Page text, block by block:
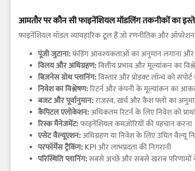
आमतौर पर कौन सी फाइनेंशियल मॉडलिंग तकनीकों का
फाइनेंशियल मॉडल व्यावहारिक टूल हैं जो रणनीतिक और
पूंजी जुटाना:फंडिंग आवश्यकताओं का अनुमान लगाना और
विलय और अधिग्रहण:वित्तीय प्रभाव और मूल्यांकन का
बिज़नेस ग्रोथ प्लानिंग:विस्तार और प्रोडक्ट लॉन्च को
निवेश का विश्लेषण:रिटर्न और कंपनी के मूल्यांकन का
बजट और पूर्वानुमान:राजस्व, खर्च और कैश फ्लो का
कैपिटल एलोकेशन: अधिकतम रिटर्न के लिए निवेश को
रिस्क मैनेजमेंट:फाइनेंशियल कमज़ोरियों की पहचान करना
एसेट वैल्यूएशन: अधिग्रहण या निवेश के लिए उचित वैल्यू
परफॉर्मेंस ट्रैकिंग: KPI और लाभप्रदता की निगरानी
परिस्थिति प्लानिंग:सबसे अच्छे और सबसे खराब परिणामों